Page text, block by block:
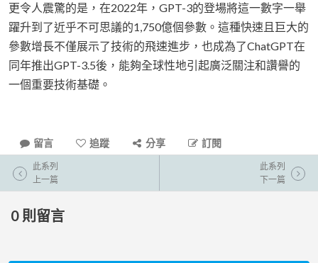
更令人震驚的是，在2022年，GPT-3的登場將這一數字一舉
躍升到了近乎不可思議的1,750億個參數。這種快速且巨大的
參數增長不僅展示了技術的飛速進步，也成為了ChatGPT在
同年推出GPT-3.5後，能夠全球性地引起廣泛關注和讚譽的
一個重要技術基礎。
留言 追蹤 分享 訂閱
此系列
上一篇
此系列
下一篇
0 則留言